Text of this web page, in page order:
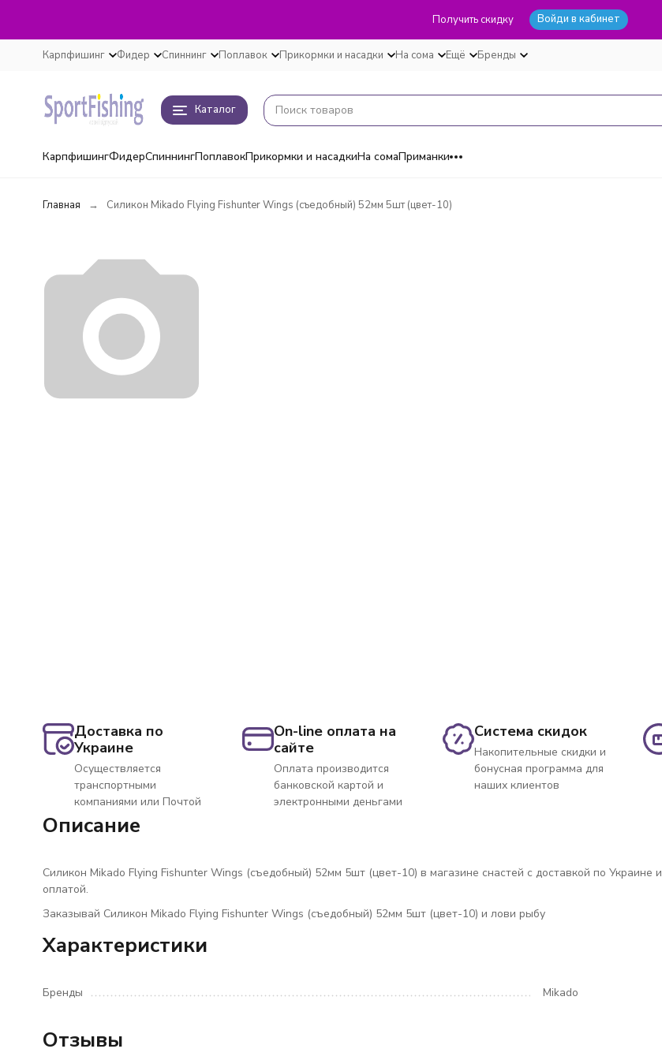
Получить скидку Войди в кабинет
Карпфишинг Фидер Спиннинг Поплавок Прикормки и насадки На сома Ещё Бренды
Каталог
КарпфишингФидерСпиннингПоплавокПрикормки и насадкиНа сомаПриманки
Главная Силикон Mikado Flying Fishunter Wings (съедобный) 52мм 5шт (цвет-10)
Доставка по
Украине
Осуществляется
транспортными
компаниями или Почтой
On-line оплата на
сайте
Оплата производится
банковской картой и
электронными деньгами
Система скидок
Накопительные скидки и
бонусная программа для
наших клиентов
Описание
Силикон Mikado Flying Fishunter Wings (съедобный) 52мм 5шт (цвет-10) в магазине снастей с доставкой по Украине и
оплатой.
Заказывай Силикон Mikado Flying Fishunter Wings (съедобный) 52мм 5шт (цвет-10) и лови рыбу
Характеристики
Бренды Mikado
Отзывы